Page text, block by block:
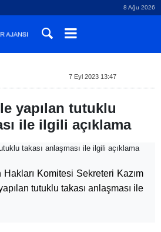
8 Ağu 2026
7 Eyl 2023 13:47
yapılan tutuklu
ile ilgili açıklama
Hakları Komitesi Sekreteri Kazım
tutuklu takası anlaşması ile